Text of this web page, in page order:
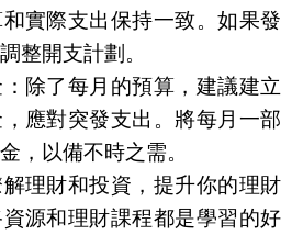
實際支出保持一致。如果發
整開支計劃。
除了每月的預算，建議建立
應對突發支出。將每月一部
，以備不時之需。
理財和投資，提升你的理財
源和理財課程都是學習的好